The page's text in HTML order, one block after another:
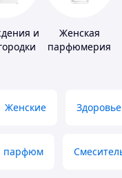
и
Женская
парфюмерия
Женские Здоровье
парфюм